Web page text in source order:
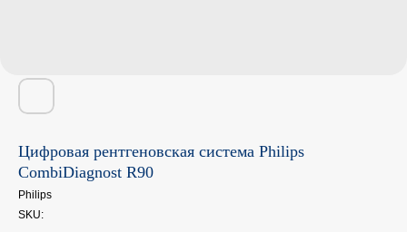
Цифровая рентгеновская система Philips
CombiDiagnost R90
Philips
SKU: